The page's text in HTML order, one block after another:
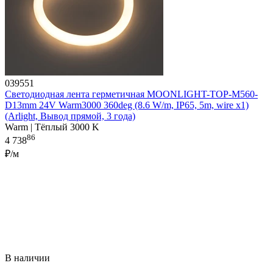
039551
Светодиодная лента герметичная MOONLIGHT-TOP-M560-
D13mm 24V Warm3000 360deg (8.6 W/m, IP65, 5m, wire x1)
(Arlight, Вывод прямой, 3 года)
Warm | Тёплый 3000 K
4 73886
₽/м
В наличии